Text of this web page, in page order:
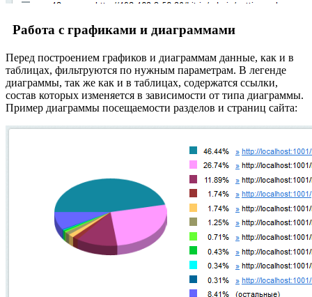
Работа с графиками и диаграммами
Перед построением графиков и диаграммам данные, как и в
таблицах, фильтруются по нужным параметрам. В легенде
диаграммы, так же как и в таблицах, содержатся ссылки,
состав которых изменяется в зависимости от типа диаграммы.
Пример диаграммы посещаемости разделов и страниц сайта: